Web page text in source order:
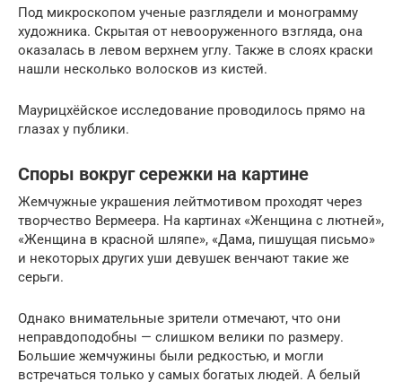
Под микроскопом ученые разглядели и монограмму
художника. Скрытая от невооруженного взгляда, она
оказалась в левом верхнем углу. Также в слоях краски
нашли несколько волосков из кистей.
Маурицхёйское исследование проводилось прямо на
глазах у публики.
Споры вокруг сережки на картине
Жемчужные украшения лейтмотивом проходят через
творчество Вермеера. На картинах «Женщина с лютней»,
«Женщина в красной шляпе», «Дама, пишущая письмо»
и некоторых других уши девушек венчают такие же
серьги.
Однако внимательные зрители отмечают, что они
неправдоподобны — слишком велики по размеру.
Большие жемчужины были редкостью, и могли
встречаться только у самых богатых людей. А белый